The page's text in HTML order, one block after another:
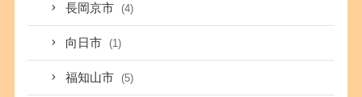
長岡京市 (4)
向日市 (1)
福知山市 (5)